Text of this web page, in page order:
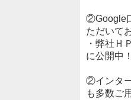
②Google
ただいて
・弊社Ｈ
に公開中
②インタ
も多数ご